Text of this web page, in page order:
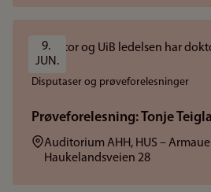
9.
JUN.
Disputaser og prøveforelesninger
Prøveforelesning: Tonje
Sted:Auditorium AHH, HUS –
Haukelandsveien 28